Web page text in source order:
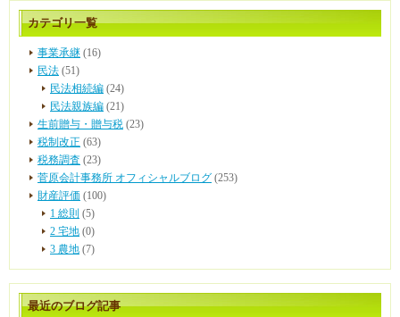
カテゴリ一覧
事業承継 (16)
民法 (51)
民法相続編 (24)
民法親族編 (21)
生前贈与・贈与税 (23)
税制改正 (63)
税務調査 (23)
菅原会計事務所 オフィシャルブログ (253)
財産評価 (100)
1 総則 (5)
2 宅地 (0)
3 農地 (7)
最近のブログ記事